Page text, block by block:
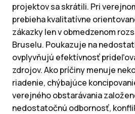
projektov sa skrátili. Pri
prebieha kvalitatívne
zákazky len v obmedzenom
Bruselu. Poukazuje na
ovplyvňujú efektívnosť
zdrojov. Ako príčiny menuje
riadenie, chýbajúce
verejného obstarávania
nedostatočnú odbornosť,